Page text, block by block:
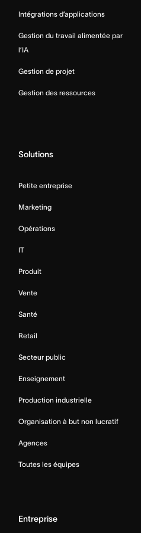
Intégrations d’applications
Gestion du travail alimentée par
l’IA
Gestion de projet
Gestion des ressources
Solutions
Petite entreprise
Marketing
Opérations
IT
Produit
Vente
Santé
Retail
Secteur public
Enseignement
Production industrielle
Organisation à but non lucratif
Agences
Toutes les équipes
Entreprise